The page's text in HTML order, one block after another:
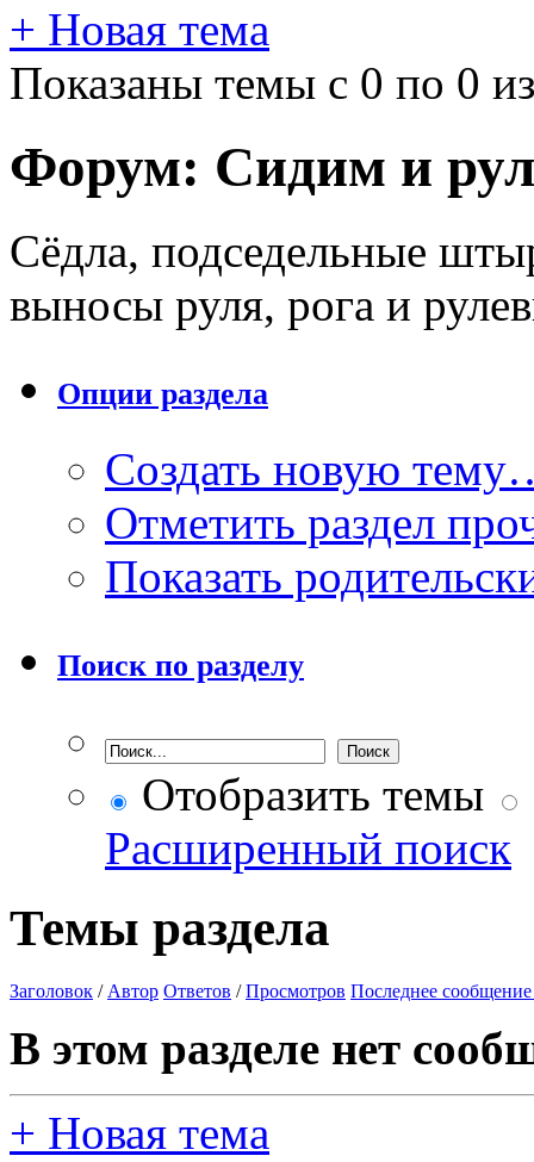
+ Новая тема
Показаны темы с 0 по 0
Форум: Сидим и
Сёдла, подседельные
выносы руля, рога и
Опции раздела
Создать новую
Отметить раздел
Показать
Поиск по разделу
Отобразить темы
Расширенный поиск
Темы раздела
Заголовок / Автор Ответов /Просмотров Последнее сообщение
В этом разделе нет
+ Новая тема